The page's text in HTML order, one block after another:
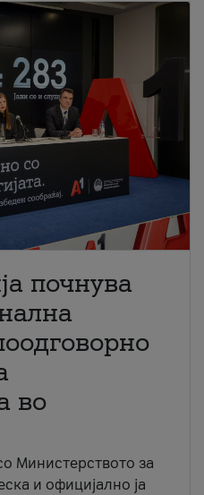
почнува
во
Министерството за
и официјално ја